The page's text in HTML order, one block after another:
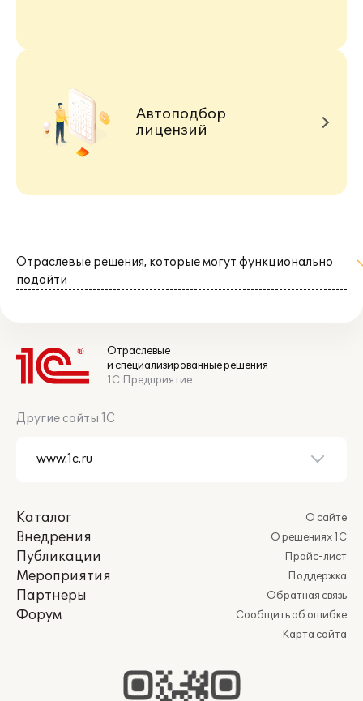
Отраслевые решения, которые могут функционально
подойти
Автоподбор
лицензий
Отраслевые
и специализированные решения
1С:Предприятие
Другие сайты 1С
Каталог
Внедрения
Публикации
Мероприятия
Партнеры
Форум
О сайте
О решениях 1С
Прайс-лист
Поддержка
Обратная связь
Сообщить об ошибке
Карта сайта